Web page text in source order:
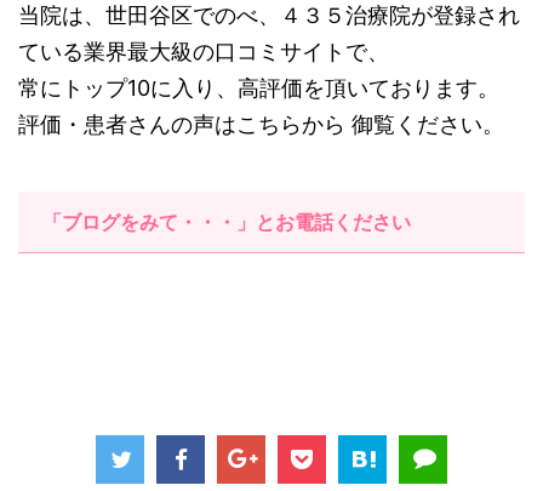
当院は、世田谷区でのべ、４３５治療院が登録され
ている業界最大級の口コミサイトで、
常にトップ10に入り、高評価を頂いております。
評価・患者さんの声はこちらから 御覧ください。
「ブログをみて・・・」とお電話ください